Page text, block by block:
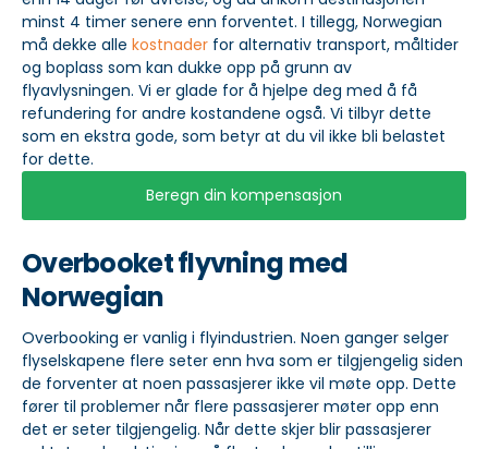
minst 4 timer senere enn forventet. I tillegg, Norwegian
må dekke alle kostnader for alternativ transport, måltider
og boplass som kan dukke opp på grunn av
flyavlysningen. Vi er glade for å hjelpe deg med å få
refundering for andre kostandene også. Vi tilbyr dette
som en ekstra gode, som betyr at du vil ikke bli belastet
for dette.
Beregn din kompensasjon
Overbooket flyvning med
Norwegian
Overbooking er vanlig i flyindustrien. Noen ganger selger
flyselskapene flere seter enn hva som er tilgjengelig siden
de forventer at noen passasjerer ikke vil møte opp. Dette
fører til problemer når flere passasjerer møter opp enn
det er seter tilgjengelig. Når dette skjer blir passasjerer